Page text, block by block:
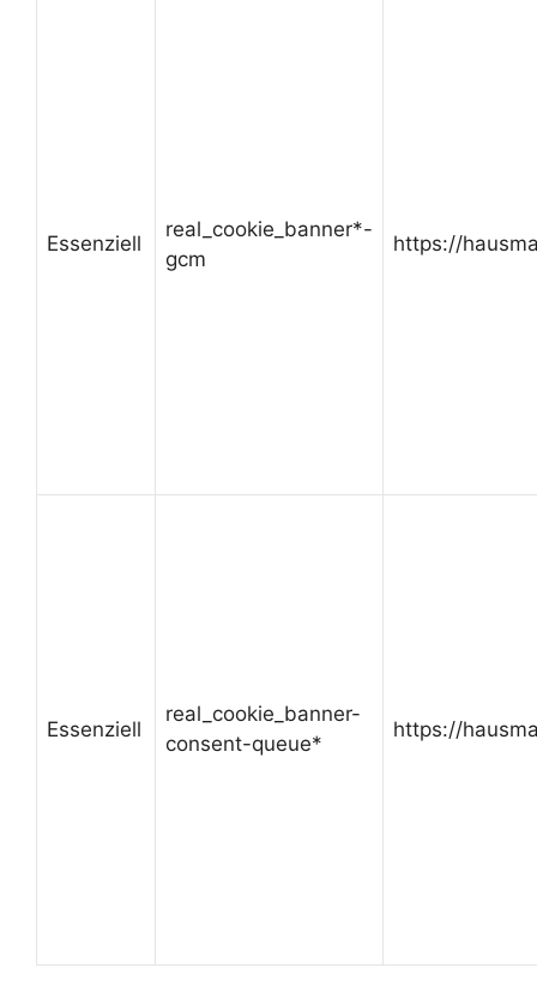
Essenziell
real_cookie_banner*-
gcm
https://
Essenziell
real_cookie_banner-
consent-queue*
https://